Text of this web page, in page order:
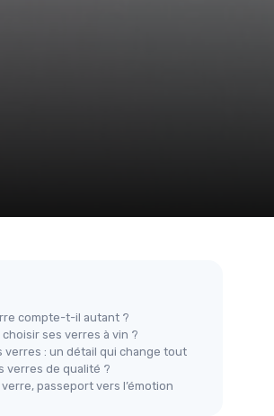
compte-t-il autant ?
ses verres à vin ?
verres : un détail qui change tout
verres de qualité ?
passeport vers l’émotion